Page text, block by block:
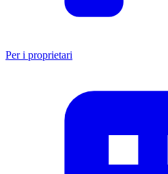
Per i proprietari